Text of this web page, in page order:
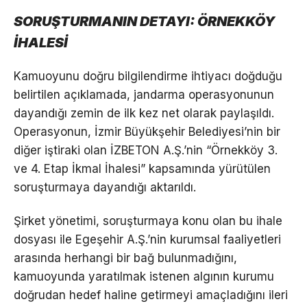
SORUŞTURMANIN DETAYI: ÖRNEKKÖY
İHALESİ
Kamuoyunu doğru bilgilendirme ihtiyacı doğduğu
belirtilen açıklamada, jandarma operasyonunun
dayandığı zemin de ilk kez net olarak paylaşıldı.
Operasyonun, İzmir Büyükşehir Belediyesi’nin bir
diğer iştiraki olan İZBETON A.Ş.’nin “Örnekköy 3.
ve 4. Etap İkmal İhalesi” kapsamında yürütülen
soruşturmaya dayandığı aktarıldı.
Şirket yönetimi, soruşturmaya konu olan bu ihale
dosyası ile Egeşehir A.Ş.’nin kurumsal faaliyetleri
arasında herhangi bir bağ bulunmadığını,
kamuoyunda yaratılmak istenen algının kurumu
doğrudan hedef haline getirmeyi amaçladığını ileri